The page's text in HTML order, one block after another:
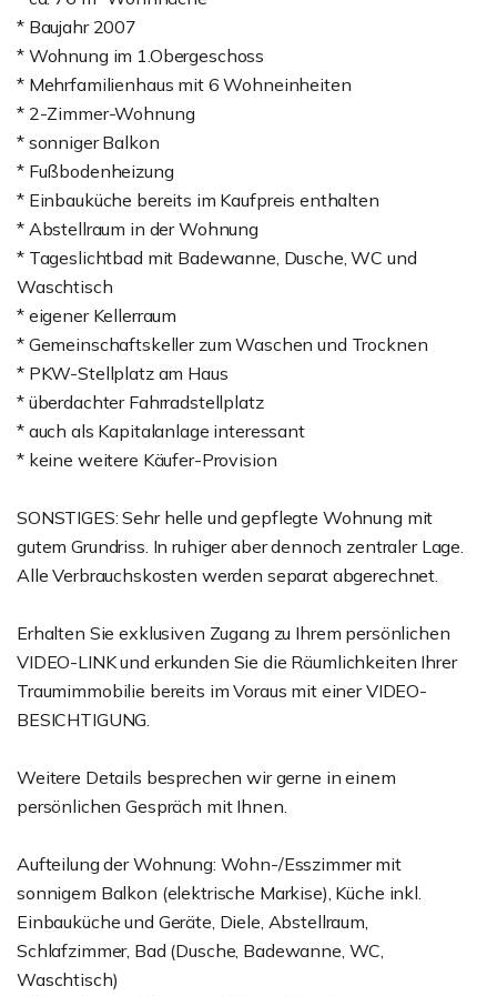
* Baujahr 2007
* Wohnung im 1.Obergeschoss
* Mehrfamilienhaus mit 6 Wohneinheiten
* 2-Zimmer-Wohnung
* sonniger Balkon
* Fußbodenheizung
* Einbauküche bereits im Kaufpreis enthalten
* Abstellraum in der Wohnung
* Tageslichtbad mit Badewanne, Dusche, WC und
Waschtisch
* eigener Kellerraum
* Gemeinschaftskeller zum Waschen und Trocknen
* PKW-Stellplatz am Haus
* überdachter Fahrradstellplatz
* auch als Kapitalanlage interessant
* keine weitere Käufer-Provision
SONSTIGES: Sehr helle und gepflegte Wohnung mit
gutem Grundriss. In ruhiger aber dennoch zentraler Lage.
Alle Verbrauchskosten werden separat abgerechnet.
Erhalten Sie exklusiven Zugang zu Ihrem persönlichen
VIDEO-LINK und erkunden Sie die Räumlichkeiten Ihrer
Traumimmobilie bereits im Voraus mit einer VIDEO-
BESICHTIGUNG.
Weitere Details besprechen wir gerne in einem
persönlichen Gespräch mit Ihnen.
Aufteilung der Wohnung: Wohn-/Esszimmer mit
sonnigem Balkon (elektrische Markise), Küche inkl.
Einbauküche und Geräte, Diele, Abstellraum,
Schlafzimmer, Bad (Dusche, Badewanne, WC,
Waschtisch)